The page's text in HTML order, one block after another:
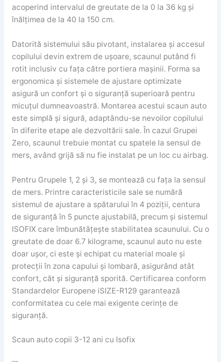
acoperind intervalul de greutate de la 0 la 36 kg și
înălțimea de la 40 la 150 cm.
Datorită sistemului său pivotant, instalarea și accesul
copilului devin extrem de ușoare, scaunul putând fi
rotit inclusiv cu fața către portiera mașinii. Forma sa
ergonomica și sistemele de ajustare optimizate
asigură un confort și o siguranță superioară pentru
micuțul dumneavoastră. Montarea acestui scaun auto
este simplă și sigură, adaptându-se nevoilor copilului
în diferite etape ale dezvoltării sale. În cazul Grupei
Zero, scaunul trebuie montat cu spatele la sensul de
mers, având grijă să nu fie instalat pe un loc cu airbag.
Pentru Grupele 1, 2 și 3, se montează cu fața la sensul
de mers. Printre caracteristicile sale se numără
sistemul de ajustare a spătarului în 4 poziții, centura
de siguranță în 5 puncte ajustabilă, precum și sistemul
ISOFIX care îmbunătățește stabilitatea scaunului. Cu o
greutate de doar 6.7 kilograme, scaunul auto nu este
doar ușor, ci este și echipat cu material moale și
protecții în zona capului și lombară, asigurând atât
confort, cât și siguranță sporită. Certificarea conform
Standardelor Europene iSIZE-R129 garantează
conformitatea cu cele mai exigente cerințe de
siguranță.
Scaun auto copii 3-12 ani cu Isofix